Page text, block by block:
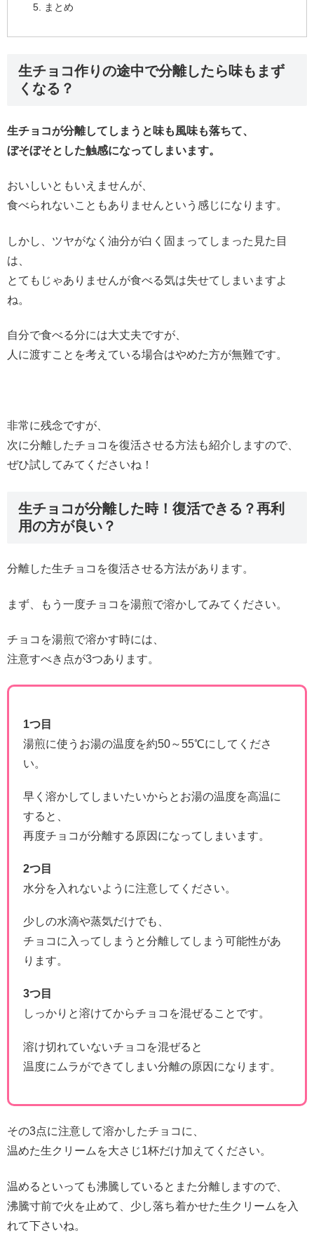
まとめ
生チョコ作りの途中で分離したら味もまず
くなる？
生チョコが分離してしまうと味も風味も落ちて、
ぼそぼそとした触感になってしまいます。
おいしいともいえませんが、
食べられないこともありませんという感じになります。
しかし、ツヤがなく油分が白く固まってしまった見た目
は、
とてもじゃありませんが食べる気は失せてしまいますよ
ね。
自分で食べる分には大丈夫ですが、
人に渡すことを考えている場合はやめた方が無難です。
非常に残念ですが、
次に分離したチョコを復活させる方法も紹介しますので、
ぜひ試してみてくださいね！
生チョコが分離した時！復活できる？再利
用の方が良い？
分離した生チョコを復活させる方法があります。
まず、もう一度チョコを湯煎で溶かしてみてください。
チョコを湯煎で溶かす時には、
注意すべき点が3つあります。
1つ目
湯煎に使うお湯の温度を約50～55℃にしてくださ
い。
早く溶かしてしまいたいからとお湯の温度を高温に
すると、
再度チョコが分離する原因になってしまいます。
2つ目
水分を入れないように注意してください。
少しの水滴や蒸気だけでも、
チョコに入ってしまうと分離してしまう可能性があ
ります。
3つ目
しっかりと溶けてからチョコを混ぜることです。
溶け切れていないチョコを混ぜると
温度にムラができてしまい分離の原因になります。
その3点に注意して溶かしたチョコに、
温めた生クリームを大さじ1杯だけ加えてください。
温めるといっても沸騰しているとまた分離しますので、
沸騰寸前で火を止めて、少し落ち着かせた生クリームを入
れて下さいね。